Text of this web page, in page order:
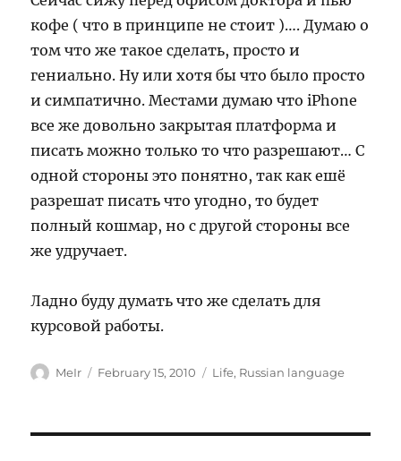
кофе ( что в принципе не стоит )…. Думаю о
том что же такое сделать, просто и
гениально. Ну или хотя бы что было просто
и симпатично. Местами думаю что iPhone
все же довольно закрытая платформа и
писать можно только то что разрешают… С
одной стороны это понятно, так как ешё
разрешат писать что угодно, то будет
полный кошмар, но с другой стороны все
же удручает.
Ладно буду думать что же сделать для
курсовой работы.
Author
MeIr
Posted
February 15, 2010 Categories
Life, Russian language